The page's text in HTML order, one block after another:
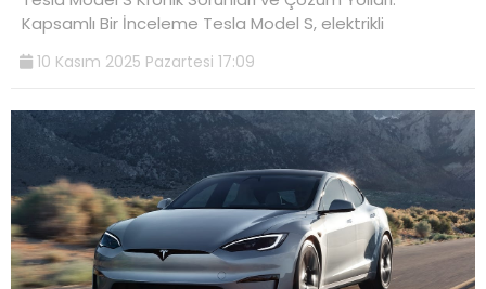
Kapsamlı Bir İnceleme Tesla Model S, elektrikli
10 Kasım 2025 Pazartesi 17:09